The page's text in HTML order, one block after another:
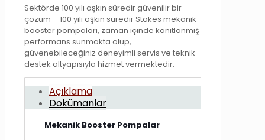
Sektörde 100 yılı aşkın süredir güvenilir bir
çözüm – 100 yılı aşkın süredir Stokes mekanik
booster pompaları, zaman içinde kanıtlanmış
performans sunmakta olup,
güvenebileceğiniz deneyimli servis ve teknik
destek altyapısıyla hizmet vermektedir.
Açıklama
Dokümanlar
Mekanik Booster Pompalar